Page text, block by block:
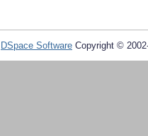
DSpace Software Copyright ©